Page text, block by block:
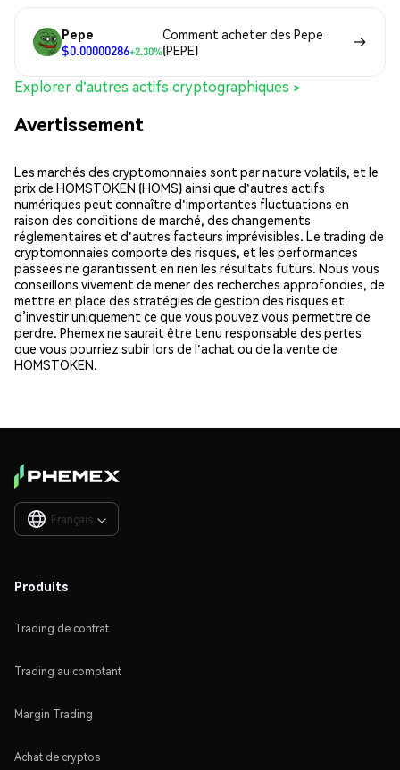
Pepe
$0.00000286+2.30%
Comment acheter des Pepe
(PEPE)
Explorer d'autres actifs cryptographiques >
Avertissement
Les marchés des cryptomonnaies sont par nature volatils, et le
prix de HOMSTOKEN (HOMS) ainsi que d'autres actifs
numériques peut connaître d'importantes fluctuations en
raison des conditions de marché, des changements
réglementaires et d'autres facteurs imprévisibles. Le trading de
cryptomonnaies comporte des risques, et les performances
passées ne garantissent en rien les résultats futurs. Nous vous
conseillons vivement de mener des recherches approfondies, de
mettre en place des stratégies de gestion des risques et
d’investir uniquement ce que vous pouvez vous permettre de
perdre. Phemex ne saurait être tenu responsable des pertes
que vous pourriez subir lors de l'achat ou de la vente de
HOMSTOKEN.
Français 
Produits
Trading de contrat
Trading au comptant
Margin Trading
Achat de cryptos